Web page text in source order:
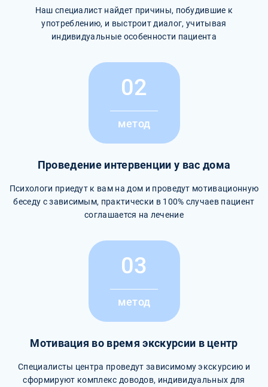
Наш специалист найдет причины, побудившие к
употреблению, и выстроит диалог, учитывая
индивидуальные особенности пациента
02
метод
Проведение интервенции у вас дома
Психологи приедут к вам на дом и проведут мотивационную
беседу с зависимым, практически в 100% случаев пациент
соглашается на лечение
03
метод
Мотивация во время экскурсии в центр
Специалисты центра проведут зависимому экскурсию и
сформируют комплекс доводов, индивидуальных для